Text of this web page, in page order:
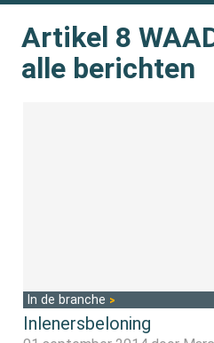
Artikel 8
alle berichten
In de branche
Inlenersbeloning